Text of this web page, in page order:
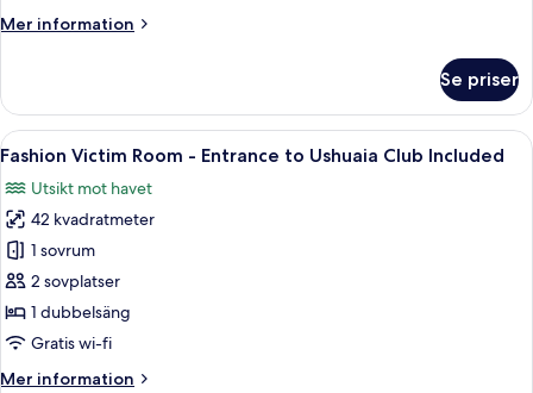
Use
to
Ushuaia
Included
Mer information
Mer
Twist
&
Go
Single
Use
Entrance
to
Ushuaia
Club
Included
Se priser
Öppna
alla
foton
för
Fashion
Victim
Room
-
Ett hotellrum med en säng, en
8
Fashion Victim Room - Entrance to Ushuaia Club Included
Utsikt mot havet
42 kvadratmeter
1 sovrum
2 sovplatser
1 dubbelsäng
Gratis wi-fi
Mer information
Mer